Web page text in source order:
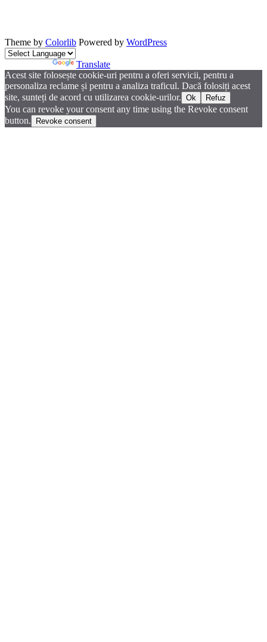
Theme by Colorlib Powered by WordPress
Translate
Acest site folosește cookie-uri pentru a oferi servicii, pentru a
personaliza reclame și pentru a analiza traficul. Dacă folosiți acest
site, sunteți de acord cu utilizarea cookie-urilor. Ok Refuz
You can revoke your consent any time using the Revoke consent
button.
Revoke consent